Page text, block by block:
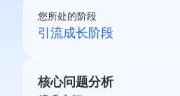
您所处的阶段
私域起盘阶段
核心问题分析
多渠道经营 #门店经营